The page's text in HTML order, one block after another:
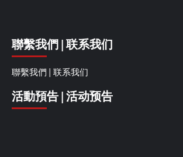
聯繫我們 | 联系我们
聯繫我們 | 联系我们
活動預告 | 活动预告